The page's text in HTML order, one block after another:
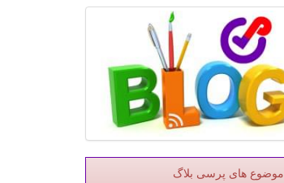
موضوع های پرسی بلاگ